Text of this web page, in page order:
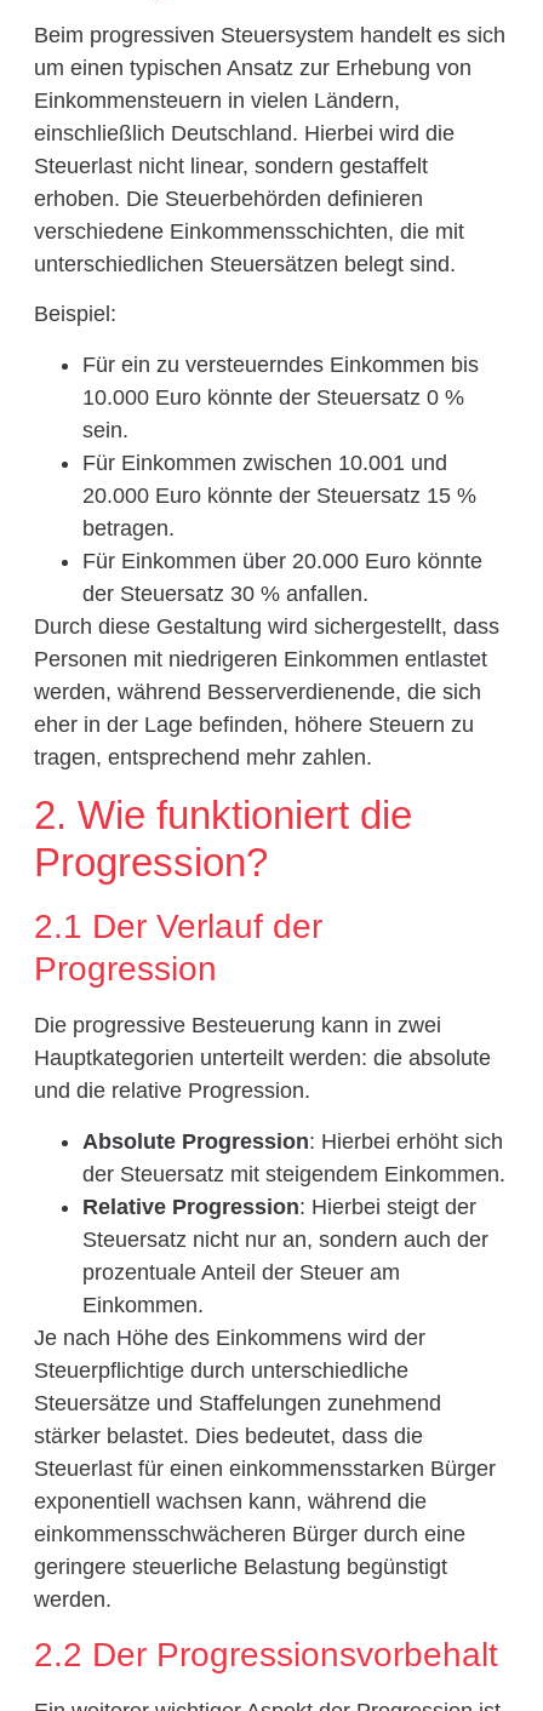
Beim progressiven Steuersystem handelt es sich
um einen typischen Ansatz zur Erhebung von
Einkommensteuern in vielen Ländern,
einschließlich Deutschland. Hierbei wird die
Steuerlast nicht linear, sondern gestaffelt
erhoben. Die Steuerbehörden definieren
verschiedene Einkommensschichten, die mit
unterschiedlichen Steuersätzen belegt sind.
Beispiel:
Für ein zu versteuerndes Einkommen bis
10.000 Euro könnte der Steuersatz 0 %
sein.
Für Einkommen zwischen 10.001 und
20.000 Euro könnte der Steuersatz 15 %
betragen.
Für Einkommen über 20.000 Euro könnte
der Steuersatz 30 % anfallen.
Durch diese Gestaltung wird sichergestellt, dass
Personen mit niedrigeren Einkommen entlastet
werden, während Besserverdienende, die sich
eher in der Lage befinden, höhere Steuern zu
tragen, entsprechend mehr zahlen.
2. Wie funktioniert die
Progression?
2.1 Der Verlauf der
Progression
Die progressive Besteuerung kann in zwei
Hauptkategorien unterteilt werden: die absolute
und die relative Progression.
Absolute Progression: Hierbei erhöht sich
der Steuersatz mit steigendem Einkommen.
Relative Progression: Hierbei steigt der
Steuersatz nicht nur an, sondern auch der
prozentuale Anteil der Steuer am
Einkommen.
Je nach Höhe des Einkommens wird der
Steuerpflichtige durch unterschiedliche
Steuersätze und Staffelungen zunehmend
stärker belastet. Dies bedeutet, dass die
Steuerlast für einen einkommensstarken Bürger
exponentiell wachsen kann, während die
einkommensschwächeren Bürger durch eine
geringere steuerliche Belastung begünstigt
werden.
2.2 Der Progressionsvorbehalt